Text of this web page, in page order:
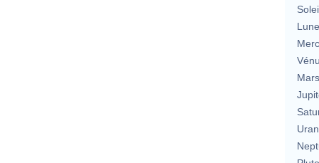
Lune
Mars